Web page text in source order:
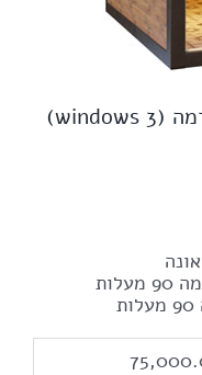
סאונה חיצונית יבשה דגם פנורמה (3 windows)